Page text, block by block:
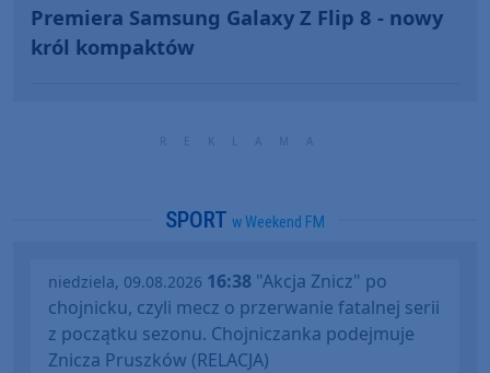
Premiera Samsung Galaxy Z Flip 8 - nowy
król kompaktów
SPORT w Weekend FM
niedziela, 09.08.2026 16:38 "Akcja Znicz" po
chojnicku, czyli mecz o przerwanie fatalnej serii
z początku sezonu. Chojniczanka podejmuje
Znicza Pruszków (RELACJA)